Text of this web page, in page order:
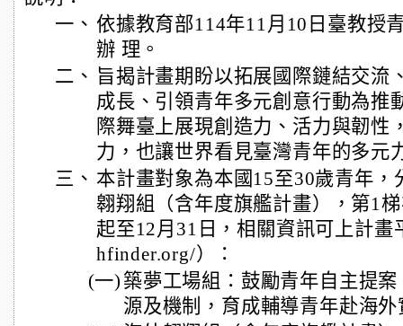
一、 依據教育部114年11月10日臺教授
辦 理。
二、 旨揭計畫期盼以拓展國際鏈結交流
成長、引領青年多元創意行動為推
際舞臺上展現創造力、活力與韌性
力，也讓世界看見臺灣青年的多元
三、 本計畫對象為本國15至30歲青年，
翱翔組（含年度旗艦計畫），第1
起至12月31日，相關資訊可上計畫
hfinder.org/）：
(一) 築夢工場組：鼓勵青年自主提
源及機制，育成輔導青年赴海